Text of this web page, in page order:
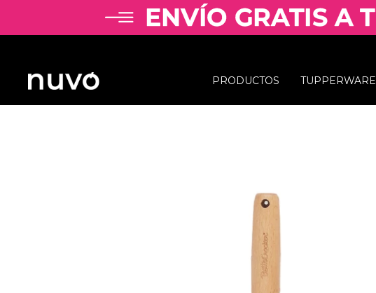
PRODUCTOS TUPPERWARE